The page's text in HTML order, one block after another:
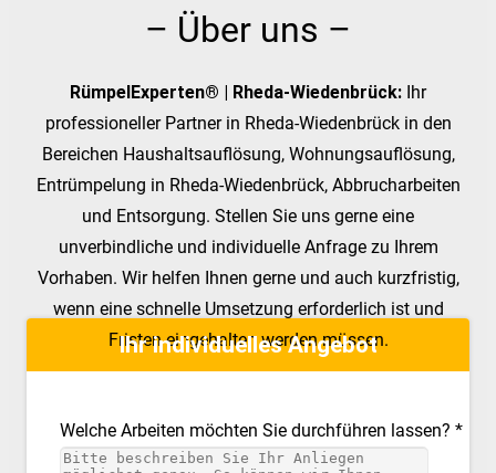
– Über uns –
RümpelExperten® | Rheda-Wiedenbrück: Ihr
professioneller Partner in Rheda-Wiedenbrück in den
Bereichen Haushaltsauflösung, Wohnungsauflösung,
Entrümpelung in Rheda-Wiedenbrück, Abbrucharbeiten
und Entsorgung. Stellen Sie uns gerne eine
unverbindliche und individuelle Anfrage zu Ihrem
Vorhaben. Wir helfen Ihnen gerne und auch kurzfristig,
wenn eine schnelle Umsetzung erforderlich ist und
Fristen eingehalten werden müssen.
Ihr individuelles Angebot
Welche Arbeiten möchten Sie durchführen lassen? *